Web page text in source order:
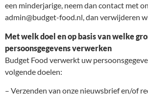
een minderjarige, neem dan contact met
admin@budget-food.nl, dan verwijderen
Met welk doel en op basis van welke
persoonsgegevens verwerken
Budget Food verwerkt uw
volgende doelen:
– Verzenden van onze nieuwsbrief en/of